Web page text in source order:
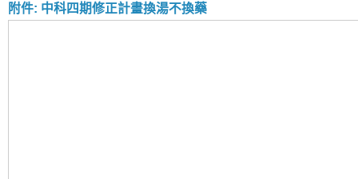
附件: 中科四期修正計畫換湯不換藥